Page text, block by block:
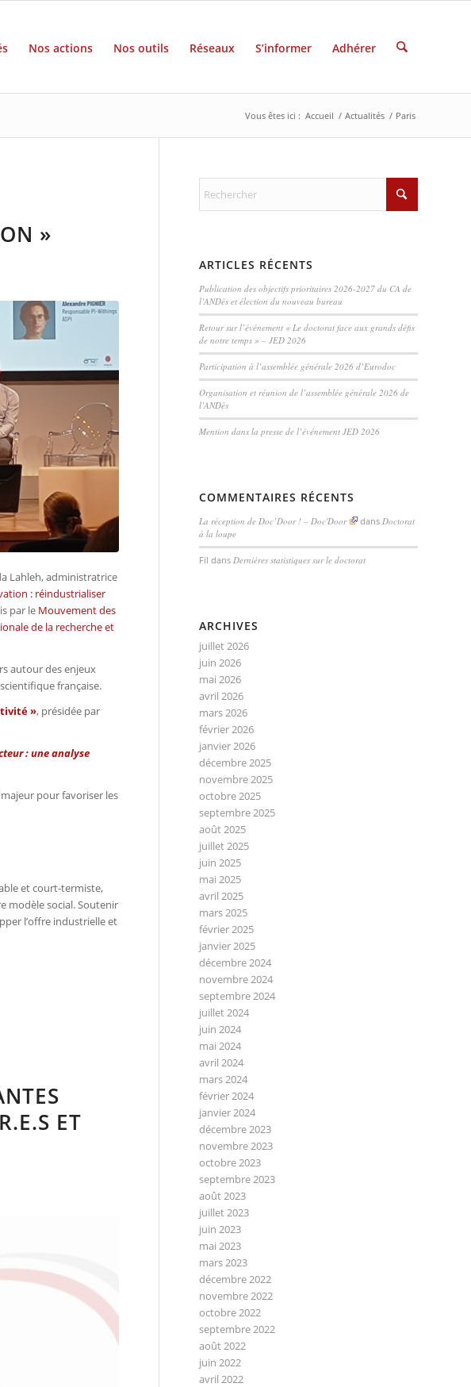
Nos actions Nos outils Réseaux S’informer Adhérer
Vous êtes ici : Accueil / Actualités / Paris
»
Lahleh, administratrice
: réindustrialiser
par le Mouvement des
de la recherche et
autour des enjeux
française.
», présidée par
: une analyse
pour favoriser les
et court-termiste,
modèle social. Soutenir
l’offre industrielle et
ET
ARTICLES RÉCENTS
Publication des objectifs prioritaires 2026-2027 du CA de
l’ANDès et élection du nouveau bureau
Retour sur l’événement « Le doctorat face aux grands défis
de notre temps » – JED 2026
Participation à l’assemblée générale 2026 d’Eurodoc
Organisation et réunion de l’assemblée générale 2026 de
l’ANDès
Mention dans la presse de l’événement JED 2026
COMMENTAIRES RÉCENTS
La réception de Doc’Door ! – Doc'Door dans Doctorat
à la loupe
Fil dansDernières statistiques sur le doctorat
ARCHIVES
juillet 2026
juin 2026
mai 2026
avril 2026
mars 2026
février 2026
janvier 2026
décembre 2025
novembre 2025
octobre 2025
septembre 2025
août 2025
juillet 2025
juin 2025
mai 2025
avril 2025
mars 2025
février 2025
janvier 2025
décembre 2024
novembre 2024
septembre 2024
juillet 2024
juin 2024
mai 2024
avril 2024
mars 2024
février 2024
janvier 2024
décembre 2023
novembre 2023
octobre 2023
septembre 2023
août 2023
juillet 2023
juin 2023
mai 2023
mars 2023
décembre 2022
novembre 2022
octobre 2022
septembre 2022
août 2022
juin 2022
avril 2022